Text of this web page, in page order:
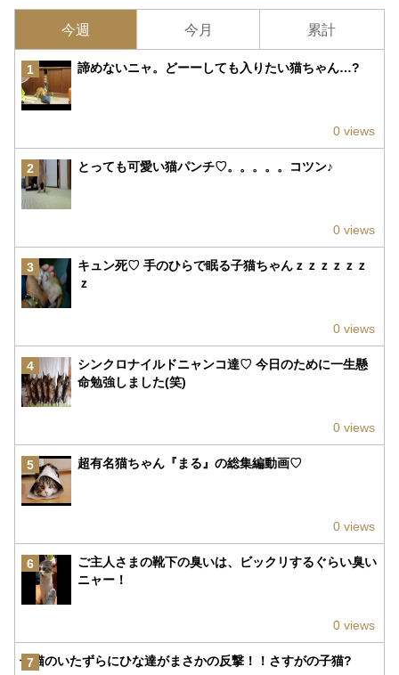
今週 今月 累計
1 諦めないニャ。どーーしても入りたい猫ちゃん…?
0 views
2 とっても可愛い猫パンチ♡。。。。。コツン♪
0 views
3
キュン死♡ 手のひらで眠る子猫ちゃんｚｚｚｚｚｚ
ｚ
0 views
4
シンクロナイルドニャンコ達♡ 今日のために一生懸
命勉強しました(笑)
0 views
5 超有名猫ちゃん『まる』の総集編動画♡
0 views
6
ご主人さまの靴下の臭いは、ビックリするぐらい臭い
ニャー！
0 views
7
子猫のいたずらにひな達がまさかの反撃！！さすがの子猫?